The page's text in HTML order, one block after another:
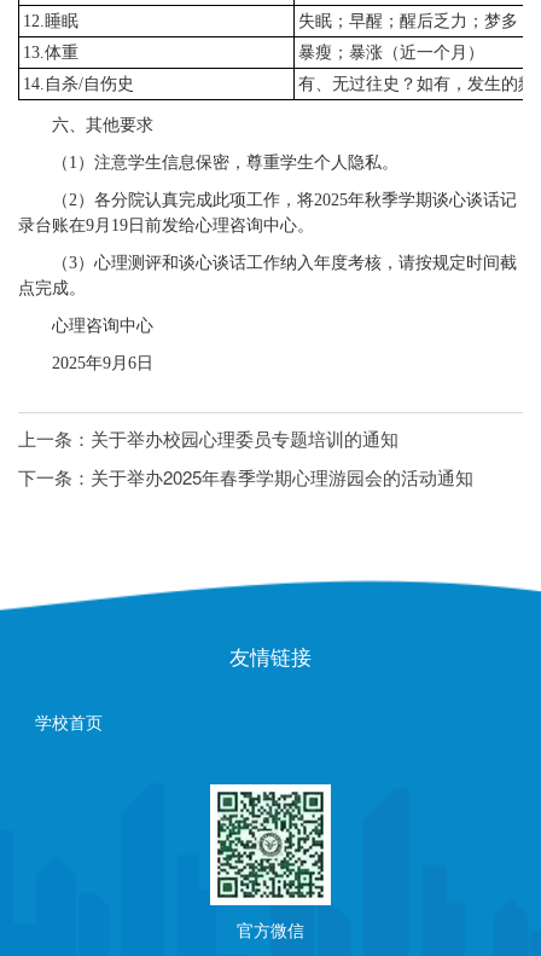
12.睡眠
失眠；早醒；醒后乏力；梦多（
13.体重
暴瘦；暴涨（近一个月）
14.自杀/自伤史
有、无过往史？如有，发生的频
六、其他要求
（1）注意学生信息保密，尊重学生个人隐私。
（2）各分院认真完成此项工作，将2025年秋季学期谈心谈话记
录台账在9月19日前发给心理咨询中心。
（3）心理测评和谈心谈话工作纳入年度考核，请按规定时间截
点完成。
心理咨询中心
2025年9月6日
上一条： 关于举办校园心理委员专题培训的通知
下一条： 关于举办2025年春季学期心理游园会的活动通知
友情链接
学校首页
官方微信